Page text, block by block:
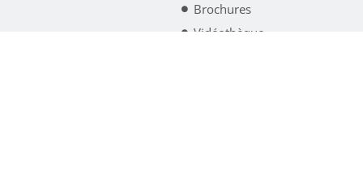
Brochures
Vidéothèque